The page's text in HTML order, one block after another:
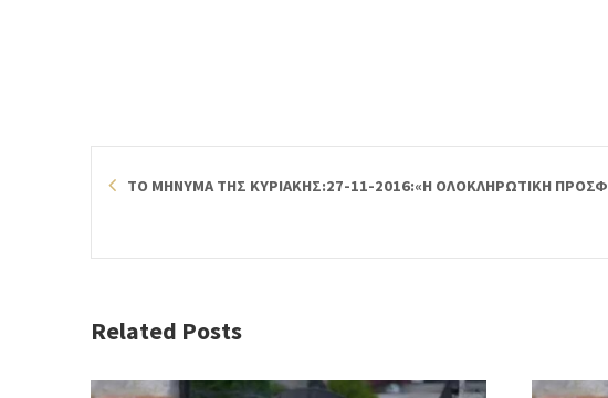
ΤΟ ΜΗΝΥΜΑ ΤΗΣ ΚΥΡΙΑΚΗΣ:27-11-2016:«Η ΟΛΟΚΛΗΡΩΤΙΚΗ
Related Posts